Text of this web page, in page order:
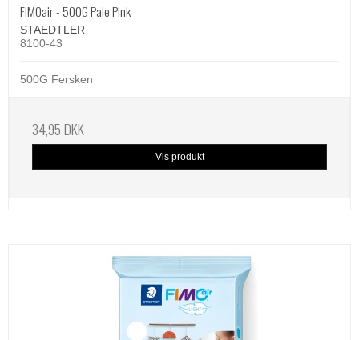
FIMOair - 500G Pale Pink
STAEDTLER
8100-43
500G Fersken
34,95 DKK
Vis produkt